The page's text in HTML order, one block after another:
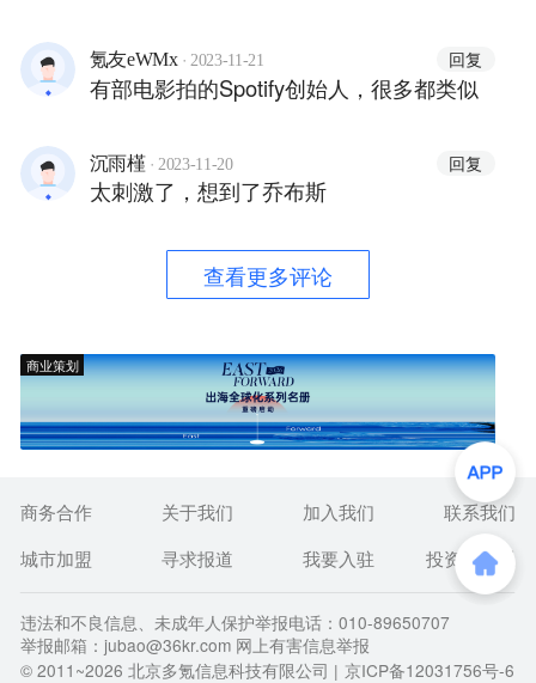
氪友eWMx · 2023-11-21 回复
有部电影拍的Spotify创始人，很多都类似
沉雨槿 · 2023-11-20 回复
太刺激了，想到了乔布斯
查看更多评论
商业策划
商务合作 关于我们 加入我们
联系我们
城市加盟
寻求报道 我要入驻 投资者关系
违法和不良信息、未成年人保护举报电话：010-89650707
举报邮箱：jubao@36kr.com 网上有害信息举报
© 2011~2026 北京多氪信息科技有限公司 | 京ICP备12031756号-6